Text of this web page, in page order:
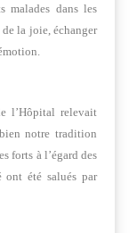
malades dans les
la joie, échanger
l’Hôpital relevait
notre tradition
forts à l’égard des
ont été salués par